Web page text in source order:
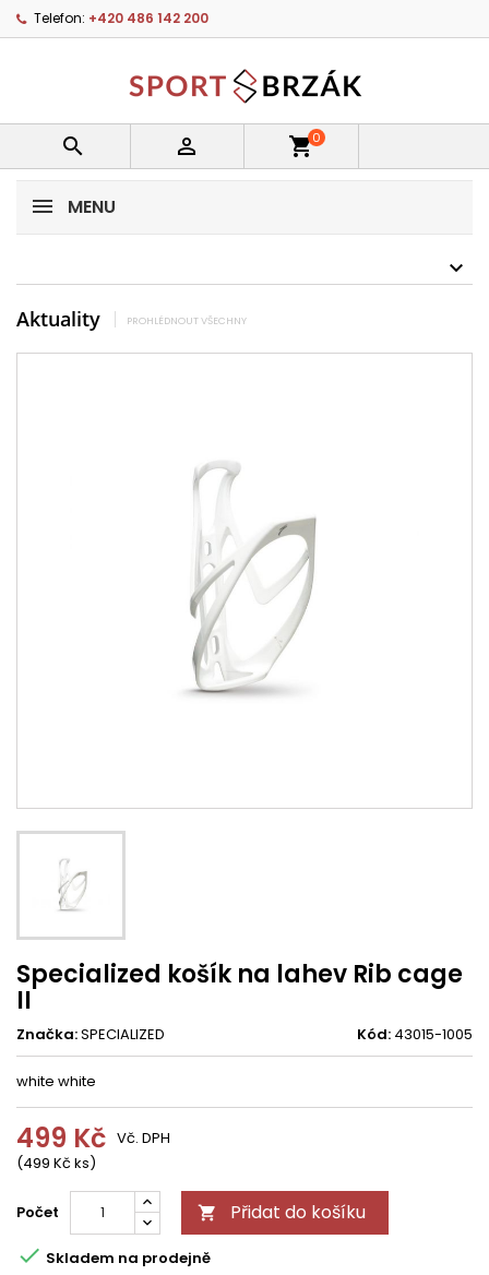
Telefon: +420 486 142 200
  shopping_cart0
MENU
Aktuality PROHLÉDNOUT VŠECHNY
Specialized košík na lahev Rib cage
II
Značka:SPECIALIZED Kód: 43015-1005
white white
499 Kč
(499 Kč ks)
Vč. DPH
Počet  Přidat do košíku
 Skladem na prodejně